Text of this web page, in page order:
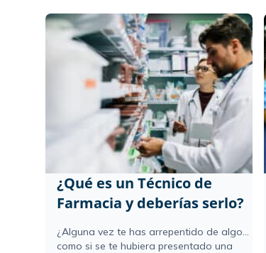
¿Qué es un Técnico de
Farmacia y deberías serlo?
¿Alguna vez te has arrepentido de algo...
como si se te hubiera presentado una